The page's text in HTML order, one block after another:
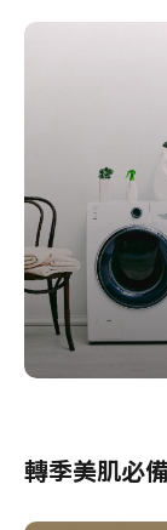
轉季美肌必